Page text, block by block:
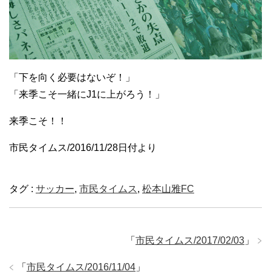
「下を向く必要はないぞ！」
「来季こそ一緒にJ1に上がろう！」
来季こそ！！
市民タイムス/2016/11/28日付より
タグ : サッカー, 市民タイムス, 松本山雅FC
「 市民タイムス/2017/02/03 」
「 市民タイムス/2016/11/04 」